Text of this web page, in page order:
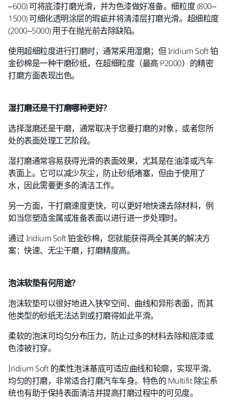
–600) 可将底漆打磨光滑，并为色漆做好准备。细粒度 (800–
1500) 可细化透明涂层的瑕疵并将清漆层打磨光滑。超细粒度
(2000–5000) 用于在抛光前去除缺陷。
使用超细粒度进行打磨时，通常采用湿磨；但 Iridium Soft 铂
金砂棉是一种干磨砂纸，在超细粒度（最高 P2000）的精密
打磨方面表现出色。
湿打磨还是干打磨哪种更好？
选择湿磨还是干磨，通常取决于您要打磨的对象，或者您所
处的表面处理工艺阶段。
湿打磨通常容易获得光滑的表面效果，尤其是在油漆或汽车
表面上。它可以减少灰尘，防止砂纸堵塞，但由于使用了
水，因此需要更多的清洁工作。
另一方面，干打磨速度更快，可以更好地快速去除材料，例
如当您塑造金属或准备表面以进行进一步处理时。
通过 Iridium Soft 铂金砂棉，您就能获得两全其美的解决方
案：快速、无尘干磨，打磨精度高。
泡沫软垫有何用途？
泡沫软垫可以很好地进入狭窄空间、曲线和异形表面，而其
他类型的砂纸无法达到或打磨得如此平滑。
柔软的泡沫可均匀分布压力，防止过多的材料去除和底漆或
色漆被打穿。
Iridium Soft 的柔性泡沫基底可适应曲线和轮廓，实现平滑、
均匀的打磨，非常适合打磨汽车车身。特色的 Multifit 除尘系
统也有助于保持表面清洁并提高打磨过程中的可见度。